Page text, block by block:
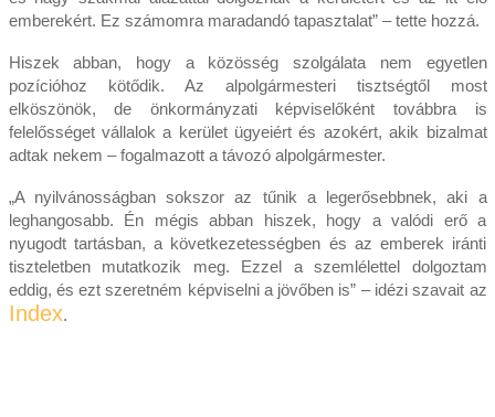
emberekért. Ez számomra maradandó tapasztalat” – tette hozzá.
Hiszek abban, hogy a közösség szolgálata nem egyetlen
pozícióhoz kötődik. Az alpolgármesteri tisztségtől most
elköszönök, de önkormányzati képviselőként továbbra is
felelősséget vállalok a kerület ügyeiért és azokért, akik bizalmat
adtak nekem – fogalmazott a távozó alpolgármester.
„A nyilvánosságban sokszor az tűnik a legerősebbnek, aki a
leghangosabb. Én mégis abban hiszek, hogy a valódi erő a
nyugodt tartásban, a következetességben és az emberek iránti
tiszteletben mutatkozik meg. Ezzel a szemlélettel dolgoztam
eddig, és ezt szeretném képviselni a jövőben is” – idézi szavait az
Index.